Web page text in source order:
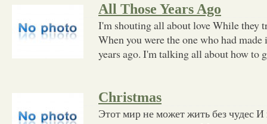
All Those Years Ago
I'm shouting all about love While they
When you were the one who had
years ago. I'm talking all about how to
Christmas
Этот мир не может жить без чудес И